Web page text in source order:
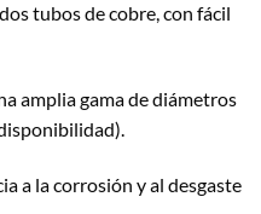
tubos de cobre, con fácil
amplia gama de diámetros
a la corrosión y al desgaste